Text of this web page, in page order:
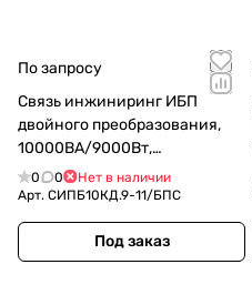
По запросу
Связь инжиниринг ИБП
двойного преобразования,
10000ВА/9000Вт,
напольный/в стойку(3U),
клеммная колодка, без АКБ,
раздельный ввод б
(СИПБ10КД.9-11/БПС)
0 0
Нет в наличии
Арт. СИПБ10КД.9-11/БПС
Под заказ